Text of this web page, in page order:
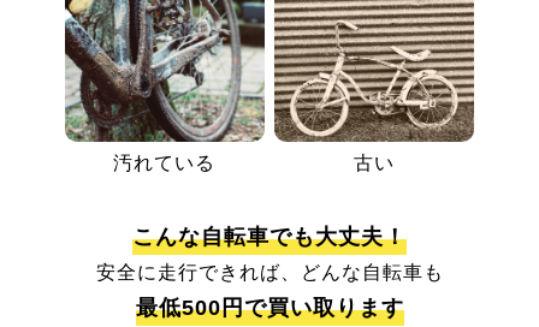
汚れている 古い
こんな自転車でも大丈夫！
安全に走行できれば、どんな自転車も
最低500円で買い取ります